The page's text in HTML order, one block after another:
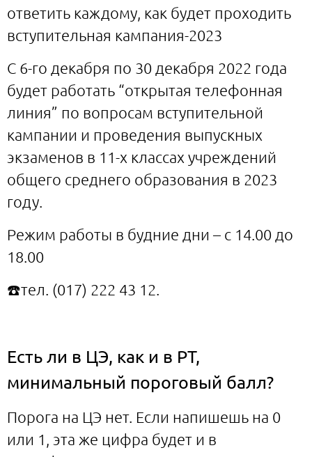
ответить каждому, как будет проходить
вступительная кампания-2023
С 6-го декабря по 30 декабря 2022 года
будет работать “открытая телефонная
линия” по вопросам вступительной
кампании и проведения выпускных
экзаменов в 11-х классах учреждений
общего среднего образования в 2023
году.
Режим работы в будние дни – с 14.00 до
18.00
☎️тел. (017) 222 43 12.
Есть ли в ЦЭ, как и в РТ,
минимальный пороговый балл?
Порога на ЦЭ нет. Если напишешь на 0
или 1, эта же цифра будет и в